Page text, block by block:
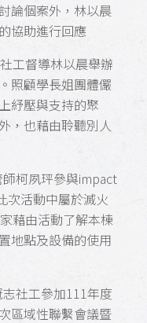
論個案外，林以晨
協助進行回應
社工督導林以晨舉辦
照顧學長姐團體儼
紓壓與支持的聚
，也藉由聆聽別人
柯夙玶參與impact
次活動中屬於滅火
藉由活動了解本棟
地點及設備的使用
社工參加111年度
區域性聯繫會議暨